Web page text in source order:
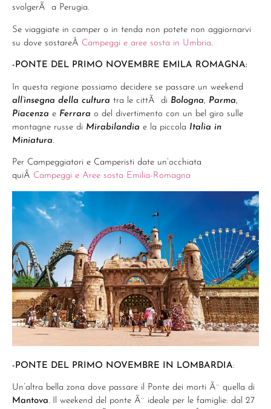
svolgerÃ a Perugia.
Se viaggiate in camper o in tenda non potete non aggiornarvi
su dove sostareÂ Campeggi e aree sosta in Umbria.
-PONTE DEL PRIMO NOVEMBRE EMILA ROMAGNA:
In questa regione possiamo decidere se passare un weekend
all’insegna della cultura tra le cittÃ di Bologna, Parma,
Piacenza e Ferrara o del divertimento con un bel giro sulle
montagne russe di Mirabilandia e la piccola Italia in
Miniatura.
Per Campeggiatori e Camperisti date un’occhiata
quiÂ Campeggi e Aree sosta Emilia-Romagna
-PONTE DEL PRIMO NOVEMBRE IN LOMBARDIA:
Un’altra bella zona dove passare il Ponte dei morti Ã¨ quella di
Mantova. Il weekend del ponte Ã¨ ideale per le famiglie: dal 27